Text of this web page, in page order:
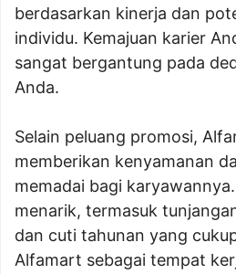
berdasarkan kinerja dan
individu. Kemajuan karier
sangat bergantung pada
Anda.
Selain peluang promosi,
memberikan kenyamanan
memadai bagi
menarik, termasuk
dan cuti tahunan yang
Alfamart sebagai tempat